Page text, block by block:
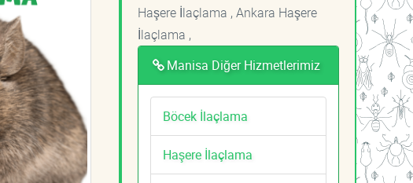
Haşere İlaçlama , Ankara Haşere
İlaçlama ,
Manisa Diğer Hizmetlerimiz
Böcek İlaçlama
Haşere İlaçlama